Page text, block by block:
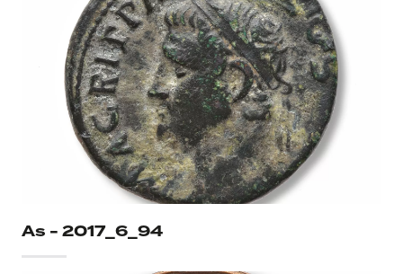
Iconographie verso
Eugène IV, assis sur un trône et entouré de plusieurs prélats,
lisant la bulle de canonisation de San Nicola da Talentino
Thématiques verso
Eugène IV
Saint Nicolas de Talentino
As - 2017_6_94